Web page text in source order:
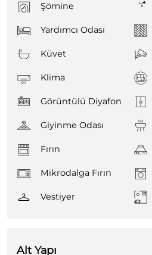
Şömine
Yardımcı Odası
Küvet
Klima
Görüntülü Diyafon
Giyinme Odası
Fırın
Mikrodalga Fırın
Vestiyer
Alt Yapı